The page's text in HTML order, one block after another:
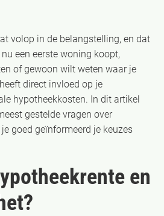
volop in de belangstelling, en dat
een eerste woning koopt,
of gewoon wilt weten waar je
direct invloed op je
hypotheekkosten. In dit artikel
gestelde vragen over
goed geïnformeerd je keuzes
en